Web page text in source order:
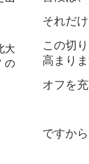
大
の
それだ
この切
高まり
オフを
ですか